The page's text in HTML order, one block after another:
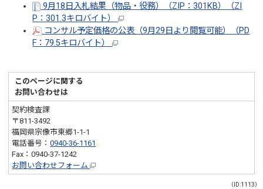
9月18日入札結果（物品・役務）（ZIP：301KB）（ZI
P：301.3キロバイト）
コンサル予定価格の公表（9月29日より閲覧可能）（PD
F：79.5キロバイト）
このページに関する
お問い合わせは
契約検査課
〒811-3492
福岡県宗像市東郷1-1-1
電話番号：0940-36-1161
Fax：0940-37-1242
お問い合わせフォーム
（ID:1113）